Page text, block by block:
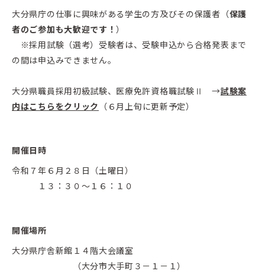
大分県庁の仕事に興味がある学生の方及びその保護者（保護
者のご参加も大歓迎です！）
※採用試験（選考）受験者は、受験申込から合格発表まで
の間は申込みできません。
大分県職員採用初級試験、医療免許資格職試験Ⅱ →試験案
内はこちらをクリック （６月上旬に更新予定）
開催日時
令和７年６月２８日（土曜日）
１３：３０～１６：１０
開催場所
大分県庁舎新館１４階大会議室
（大分市大手町３－１－１）